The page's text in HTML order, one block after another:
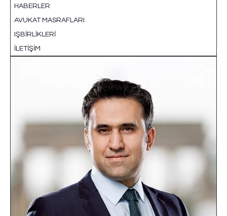
HABERLER
AVUKAT MASRAFLARI
IŞBIRLIKLERI
İLETIŞIM